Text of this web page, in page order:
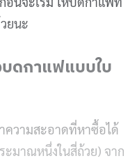
ยนะ
บดกาแฟแบบใบ
ความสะอาดที่หาซื้อได้
ะมาณหนึ่งในสี่ถ้วย) จาก